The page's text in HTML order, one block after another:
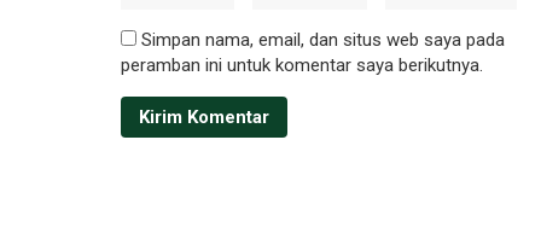
Simpan nama, email, dan situs web saya pada
peramban ini untuk komentar saya berikutnya.